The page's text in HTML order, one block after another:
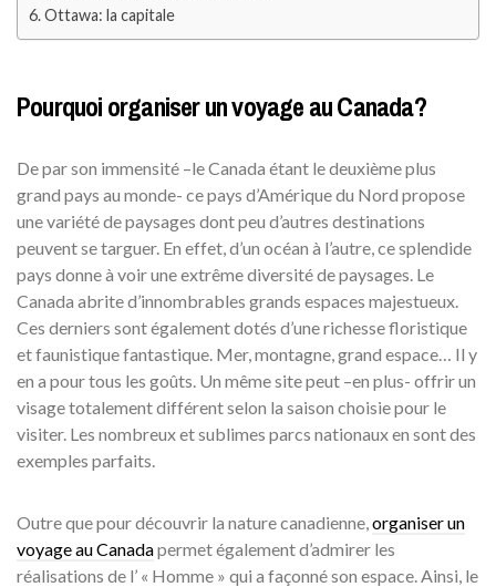
Ottawa: la capitale
Pourquoi organiser un voyage au Canada?
De par son immensité –le Canada étant le deuxième plus
grand pays au monde- ce pays d’Amérique du Nord propose
une variété de paysages dont peu d’autres destinations
peuvent se targuer. En effet, d’un océan à l’autre, ce splendide
pays donne à voir une extrême diversité de paysages. Le
Canada abrite d’innombrables grands espaces majestueux.
Ces derniers sont également dotés d’une richesse floristique
et faunistique fantastique. Mer, montagne, grand espace… Il y
en a pour tous les goûts. Un même site peut –en plus- offrir un
visage totalement différent selon la saison choisie pour le
visiter. Les nombreux et sublimes parcs nationaux en sont des
exemples parfaits.
Outre que pour découvrir la nature canadienne,organiser un
voyage au Canadapermet également d’admirer les
réalisations de l’ « Homme » qui a façonné son espace. Ainsi, le